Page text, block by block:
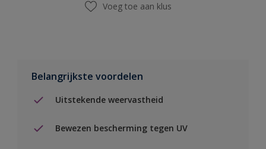
Voeg toe aan klus
Belangrijkste voordelen
Uitstekende weervastheid
Bewezen bescherming tegen UV